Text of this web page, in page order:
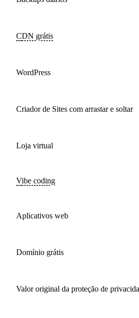
CDN grátis
WordPress
Criador de Sites com arrastar e soltar
Loja virtual
Vibe coding
Aplicativos web
Domínio grátis
Valor original da proteção de